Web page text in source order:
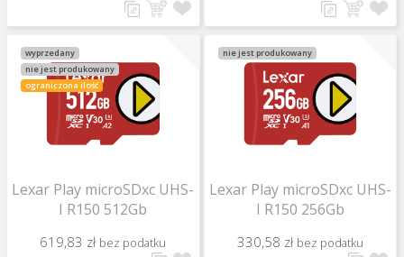
wyprzedany
nie jest produkowany
ograniczona ilość
Lexar Play microSDxc UHS-
I R150 512Gb
619,83 zł bez podatku
nie jest produkowany
Lexar Play microSDxc UHS-
I R150 256Gb
330,58 zł bez podatku